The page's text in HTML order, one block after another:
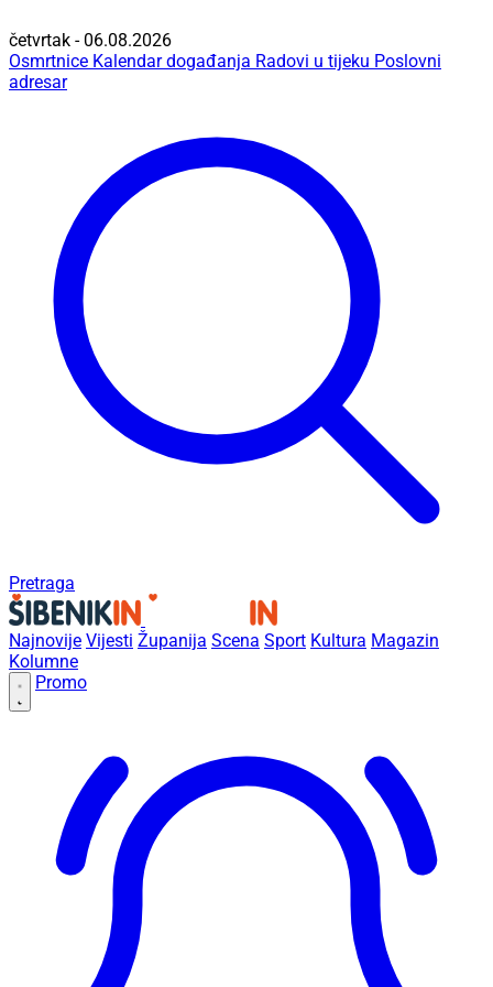
četvrtak - 06.08.2026
Osmrtnice Kalendar događanja Radovi u tijeku Poslovni
adresar
Pretraga
Najnovije Vijesti Županija Scena Sport Kultura Magazin
Kolumne
Promo